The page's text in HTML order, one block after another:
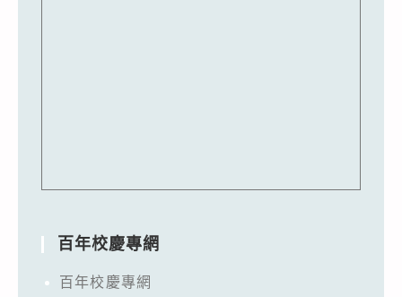
百年校慶專網
百年校慶專網